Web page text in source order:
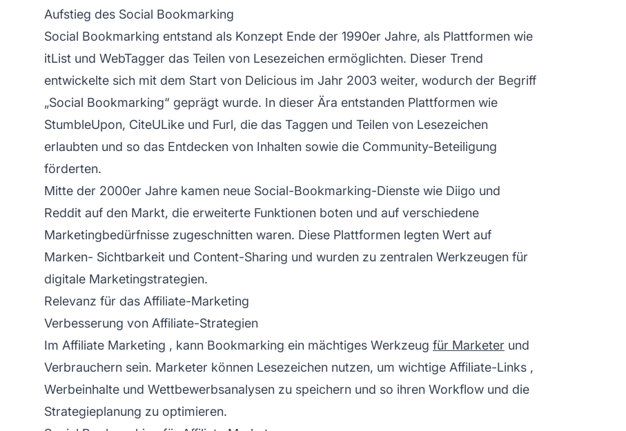
Aufstieg des Social Bookmarking
Social Bookmarking entstand als Konzept Ende der 1990er Jahre, als Plattformen wie
itList und WebTagger das Teilen von Lesezeichen ermöglichten. Dieser Trend
entwickelte sich mit dem Start von Delicious im Jahr 2003 weiter, wodurch der Begriff
„Social Bookmarking“ geprägt wurde. In dieser Ära entstanden Plattformen wie
StumbleUpon, CiteULike und Furl, die das Taggen und Teilen von Lesezeichen
erlaubten und so das Entdecken von Inhalten sowie die Community-Beteiligung
förderten.
Mitte der 2000er Jahre kamen neue Social-Bookmarking-Dienste wie Diigo und
Reddit auf den Markt, die erweiterte Funktionen boten und auf verschiedene
Marketingbedürfnisse zugeschnitten waren. Diese Plattformen legten Wert auf
Marken- Sichtbarkeit und Content-Sharing und wurden zu zentralen Werkzeugen für
digitale Marketingstrategien.
Relevanz für das Affiliate-Marketing
Verbesserung von Affiliate-Strategien
Im Affiliate Marketing , kann Bookmarking ein mächtiges Werkzeug für Marketer und
Verbrauchern sein. Marketer können Lesezeichen nutzen, um wichtige Affiliate-Links ,
Werbeinhalte und Wettbewerbsanalysen zu speichern und so ihren Workflow und die
Strategieplanung zu optimieren.